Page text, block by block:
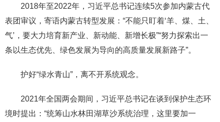
2018年至2022年，习近平总书记连续5次参加内蒙古代
表团审议，寄语内蒙古转型发展：“不能只盯着‘羊、煤、土、
气’，要大力培育新产业、新动能、新增长极”“努力探索出一
条以生态优先、绿色发展为导向的高质量发展新路子”。
护好“绿水青山”，离不开系统观念。
2021年全国两会期间，习近平总书记在谈到保护生态环
境时提出：“统筹山水林田湖草沙系统治理，这里要加一